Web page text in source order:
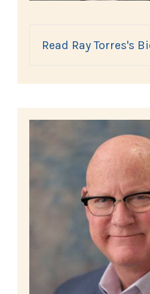
Read Ray Torres's